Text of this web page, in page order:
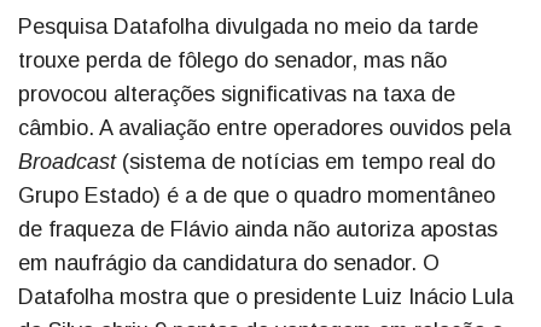
Pesquisa Datafolha divulgada no meio da tarde
trouxe perda de fôlego do senador, mas não
provocou alterações significativas na taxa de
câmbio. A avaliação entre operadores ouvidos pela
Broadcast(sistema de notícias em tempo real do
Grupo Estado) é a de que o quadro momentâneo
de fraqueza de Flávio ainda não autoriza apostas
em naufrágio da candidatura do senador. O
Datafolha mostra que o presidente Luiz Inácio Lula